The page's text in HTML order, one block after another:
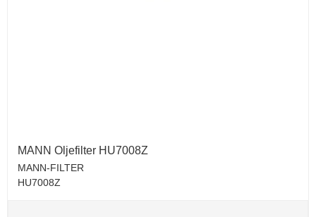
MANN Oljefilter HU7008Z
MANN-FILTER
HU7008Z